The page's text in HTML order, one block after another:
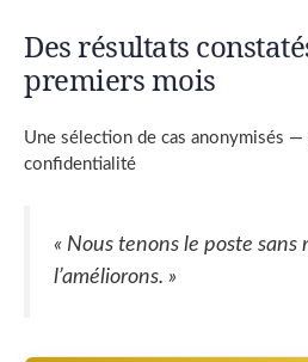
Des résultats
premiers mois
Une sélection de cas anonymisés —
confidentialité
« Nous tenons le poste
l’améliorons. »